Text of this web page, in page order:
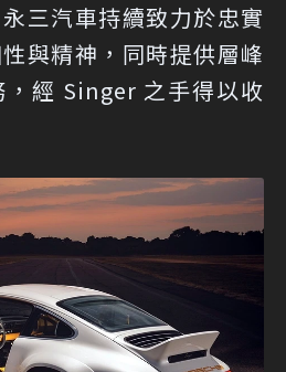
三汽車持續致力於忠實
與精神，同時提供層峰
經 Singer 之手得以收